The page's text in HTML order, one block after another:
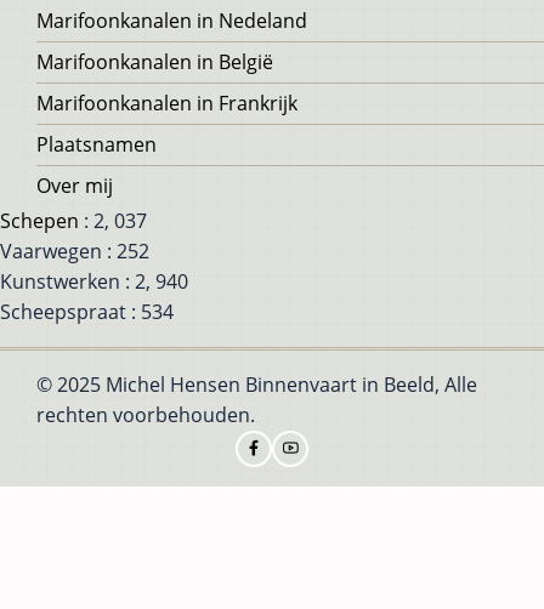
Voet
Marifoonkanalen in Nedeland
Marifoonkanalen in België
Marifoonkanalen in Frankrijk
Plaatsnamen
Over mij
Schepen : 2, 037
Vaarwegen : 252
Kunstwerken : 2, 940
Scheepspraat : 534
© 2025 Michel Hensen Binnenvaart in Beeld, Alle
rechten voorbehouden.